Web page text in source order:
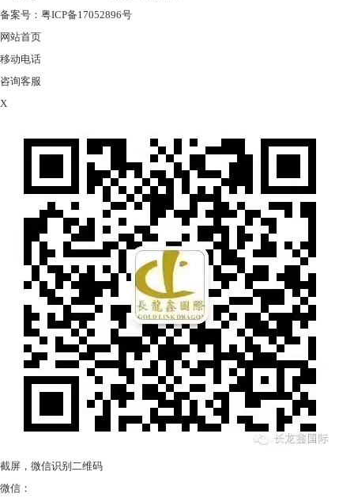
备案号： 粤ICP备17052896号
网站首页
移动电话
咨询客服
X
截屏，微信识别二维码
微信：